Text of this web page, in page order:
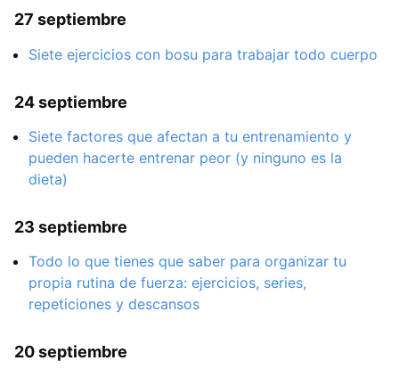
27 septiembre
Siete ejercicios con bosu para trabajar todo cuerpo
24 septiembre
Siete factores que afectan a tu entrenamiento y
pueden hacerte entrenar peor (y ninguno es la
dieta)
23 septiembre
Todo lo que tienes que saber para organizar tu
propia rutina de fuerza: ejercicios, series,
repeticiones y descansos
20 septiembre